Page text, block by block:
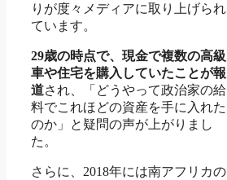
りが度々メディアに取り上げられ
ています。
29歳の時点で、現金で複数の高級
車や住宅を購入していたことが報
道され、「どうやって政治家の給
料でこれほどの資産を手に入れた
のか」と疑問の声が上がりまし
た。
さらに、2018年には南アフリカの